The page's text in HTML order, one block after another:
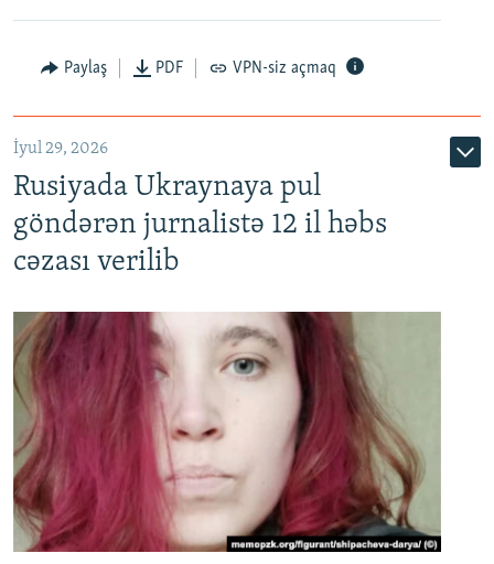
Paylaş PDF VPN-siz açmaq
İyul 29, 2026
Rusiyada Ukraynaya pul
göndərən jurnalistə 12 il həbs
cəzası verilib